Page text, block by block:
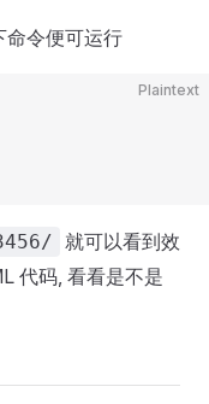
命令便可运行
Plaintext
就可以看到效
代码, 看看是不是